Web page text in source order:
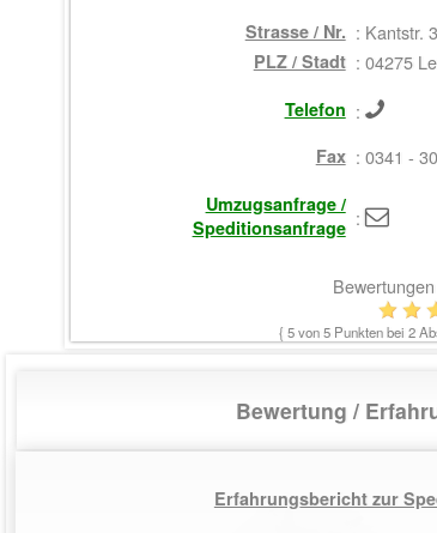
Strasse / Nr. : Kantstr.
PLZ / Stadt : 04275
Telefon :
Fax : 0341 -
Umzugsanfrage /
Speditionsanfrage :
{ 5von 5 Punkten bei 2
Bewertung /
Erfahrungsbericht zur